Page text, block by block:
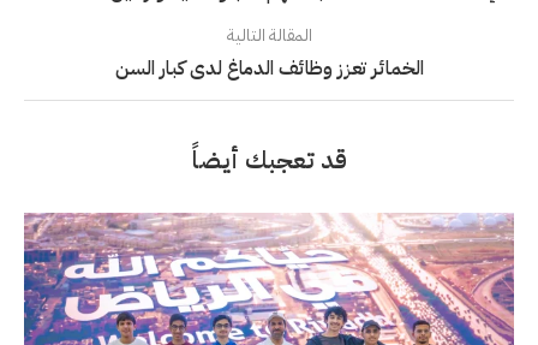
المقالة التالية
الخمائر تعزز وظائف الدماغ لدى كبار السن
قد تعجبك أيضاً